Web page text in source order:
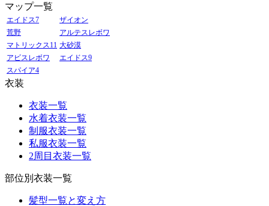
マップ一覧
エイドス7
ザイオン
荒野
アルテスレボワ
マトリックス11 大砂漠
アビスレボワ
エイドス9
スパイア4
衣装
衣装一覧
水着衣装一覧
制服衣装一覧
私服衣装一覧
2周目衣装一覧
部位別衣装一覧
髪型一覧と変え方